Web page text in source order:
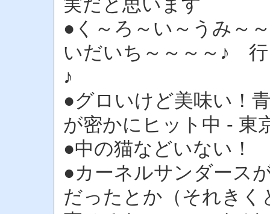
●く～ろ～い～うみ～
いだいち～～～～♪ 行
♪
●グロいけど美味い！
が密かにヒット中 - 東
●中の猫などいない！
●カーネルサンダース
だったとか（それきく